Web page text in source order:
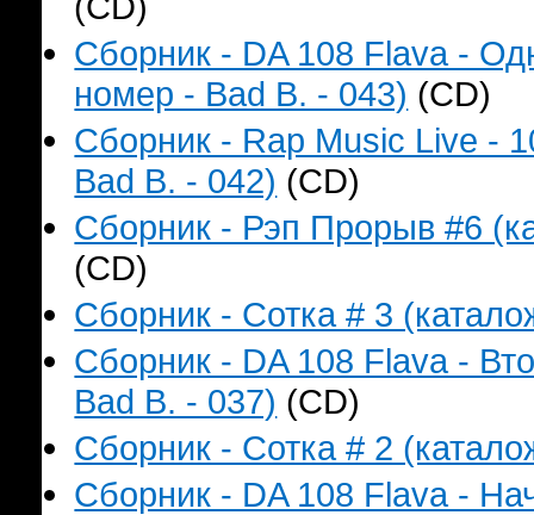
Сборник - DA 108 Flava -
номер - Bad B. - 043) (CD)
Сборник - Rap Music Live -
Bad B. - 042) (CD)
Сборник - Рэп Прорыв #6
(CD)
Сборник - Сотка # 3
Сборник - DA 108 Flava -
Bad B. - 037) (CD)
Сборник - Сотка # 2
Сборник - DA 108 Flava -